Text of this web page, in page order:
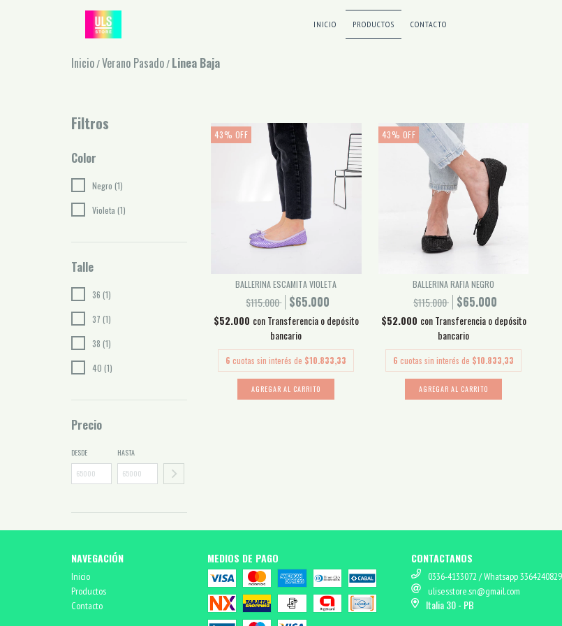
INICIO PRODUCTOS CONTACTO
Inicio/Verano Pasado/Linea Baja
Filtros
Color
Negro (1)
Violeta (1)
Talle
36 (1)
37 (1)
38 (1)
40 (1)
Precio
DESDE HASTA
43% OFF
BALLERINA ESCAMITA VIOLETA
$115.000 $65.000
$52.000 con Transferencia o depósito
bancario
6 cuotas sin interés de $10.833,33
AGREGAR AL CARRITO
43% OFF
BALLERINA RAFIA NEGRO
$115.000 $65.000
$52.000 con Transferencia o depósito
bancario
6 cuotas sin interés de $10.833,33
AGREGAR AL CARRITO
NAVEGACIÓN
Inicio
Productos
Contacto
MEDIOS DE PAGO CONTACTANOS
0336-4133072 / Whatsapp 3364240829
ulisesstore.sn@gmail.com
Italia 30 - PB